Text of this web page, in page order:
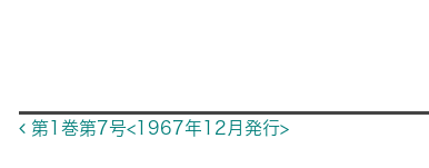
Post navigation
第1巻第7号<1967年12月発行>